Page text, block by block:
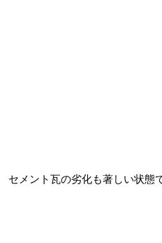
セメント瓦の劣化も著しい状態